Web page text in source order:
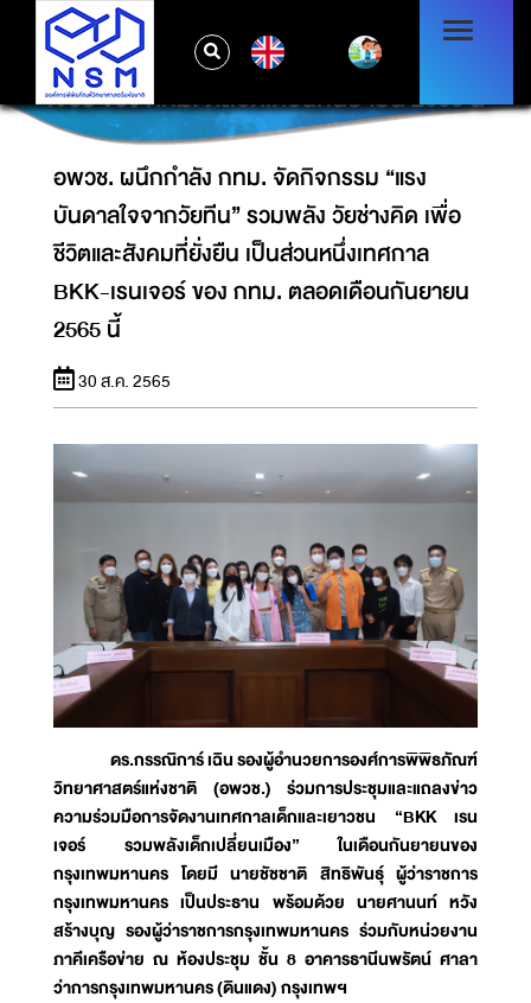
อพวช. ผนึกกำลัง กทม. จัดกิจกรรม “แรงบันดาล
ใจจากวัยทีน” รวมพลัง วัยช่างคิด เพื่อชีวิตและ
สังคมที่ยั่งยืน เป็นส่วนหนึ่งเทศกาล BKK-เรน
เจอร์ ของ กทม. ตลอดเดือนกันยายน 2565 นี้
อพวช. ผนึกกำลัง กทม. จัดกิจกรรม “แรง
บันดาลใจจากวัยทีน” รวมพลัง วัยช่างคิด เพื่อ
ชีวิตและสังคมที่ยั่งยืน เป็นส่วนหนึ่งเทศกาล
BKK-เรนเจอร์ ของ กทม. ตลอดเดือนกันยายน
2565 นี้
30 ส.ค. 2565
ดร.กรรณิการ์ เฉิน รองผู้อำนวยการองศ์การพิพิธภัณฑ์
วิทยาศาสตร์แห่งชาติ (อพวช.) ร่วมการประชุมและแถลงข่าว
ความร่วมมือการจัดงานเทศกาลเด็กและเยาวชน “BKK เรน
เจอร์ รวมพลังเด็กเปลี่ยนเมือง” ในเดือนกันยายนของ
กรุงเทพมหานคร โดยมี นายชัชชาติ สิทธิพันธุ์ ผู้ว่าราชการ
กรุงเทพมหานคร เป็นประธาน พร้อมด้วย นายศานนท์ หวัง
สร้างบุญ รองผู้ว่าราชการกรุงเทพมหานคร ร่วมกับหน่วยงาน
ภาคีเครือข่าย ณ ห้องประชุม ชั้น 8 อาคารธานีนพรัตน์ ศาลา
ว่าการกรุงเทพมหานคร (ดินแดง) กรุงเทพฯ